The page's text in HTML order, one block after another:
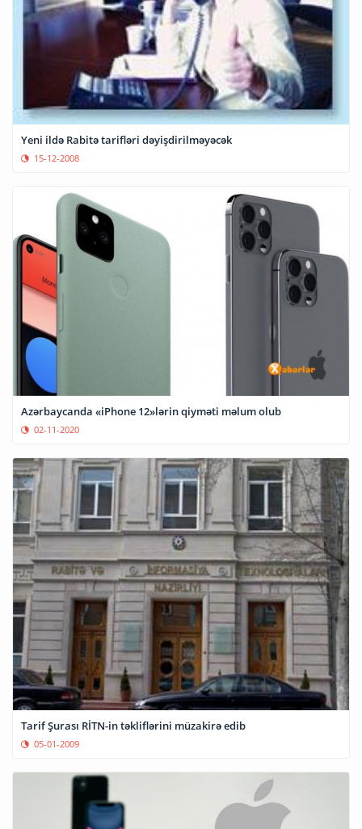
Yeni ildə Rabitə tarifləri dəyişdirilməyəcək
15-12-2008
Azərbaycanda «iPhone 12»lərin qiyməti məlum olub
02-11-2020
Tarif Şurası RİTN-in təkliflərini müzakirə edib
05-01-2009